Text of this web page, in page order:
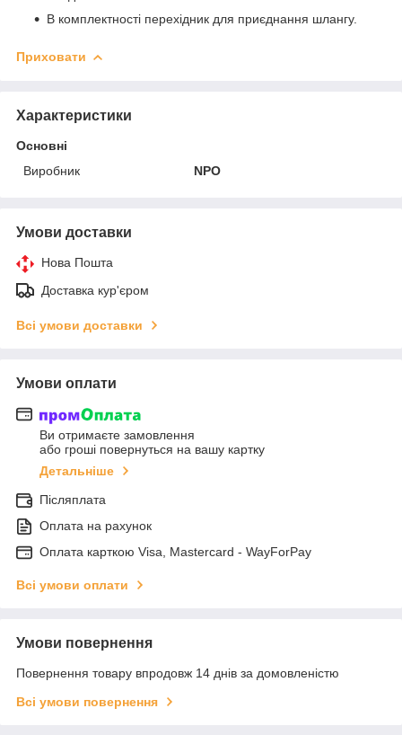
В комплектності перехідник для приєднання шлангу.
Приховати
Характеристики
Основні
Виробник
NPO
Умови доставки
Нова Пошта
Доставка кур'єром
Всі умови доставки
Умови оплати
Ви отримаєте замовлення
або гроші повернуться на вашу картку
Детальніше
Післяплата
Оплата на рахунок
Оплата карткою Visa, Mastercard - WayForPay
Всі умови оплати
Умови повернення
Повернення товару впродовж 14 днів за домовленістю
Всі умови повернення